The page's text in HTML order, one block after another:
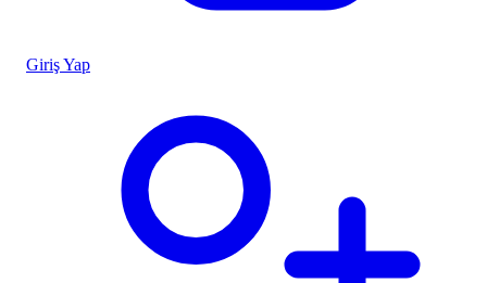
Giriş Yap